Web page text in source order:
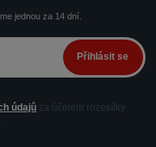
jednou za 14 dní.
Přihlásit se
údajů za účelem rozesílky